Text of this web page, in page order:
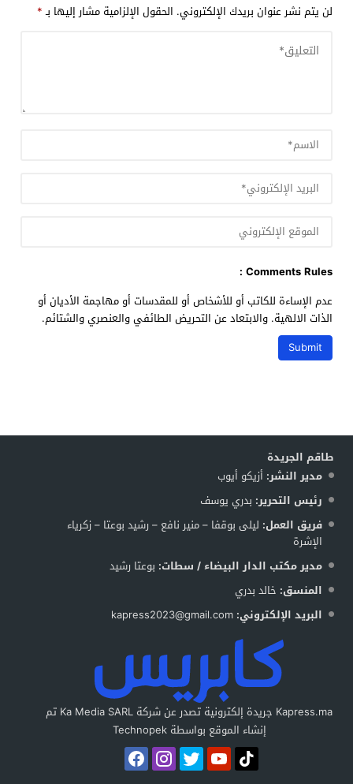
لن يتم نشر عنوان بريدك الإلكتروني. الحقول الإلزامية مشار إليها بـ*
Comments Rules :
عدم الإساءة للكاتب أو للأشخاص أو للمقدسات أو مهاجمة الأديان أو
الذات الالهية. والابتعاد عن التحريض الطائفي والعنصري والشتائم.
طاقم الجريدة
مدير النشر: أزيكو أيوب
رئيس التحرير: بدري يوسف
فريق العمل: ليلى بوقفا – منير نافع – رشيد بوعتا – زكرياء
الإشرة
مدير مكتب الدار البيضاء / سطات: بوعتا رشيد
المنسق: خالد بدري
البريد الإلكتروني: kapress2023@gmail.com
Kapress.ma جريدة إلكترونية تصدر عن شركة Ka Media SARL تم
إنشاء الموقع بواسطة Technopek